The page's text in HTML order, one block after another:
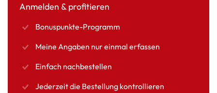
Anmelden & profitieren
Bonuspunkte-Programm
Meine Angaben nur einmal erfassen
Einfach nachbestellen
Jederzeit die Bestellung kontrollieren